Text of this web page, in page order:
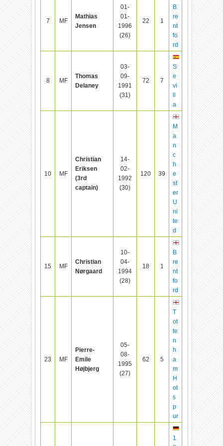
7 MF
Mathias
Jensen
01-
01-
1996
(26)
22 1
B
re
nt
fo
rd
8 MF
Thomas
Delaney
03-
09-
1991
(31)
72 7
S
e
vi
ll
a
10 MF
Christian
Eriksen
(3rd
captain)
14-
02-
1992
(30)
120 39
M
a
n
c
h
e
st
er
U
ni
te
d
15 MF
Christian
Nørgaard
10-
04-
1994
(28)
18 1
B
re
nt
fo
rd
23 MF
Pierre-
Emile
Højbjerg
05-
08-
1995
(27)
62 5
T
ot
te
n
h
a
m
H
ot
s
p
ur
1